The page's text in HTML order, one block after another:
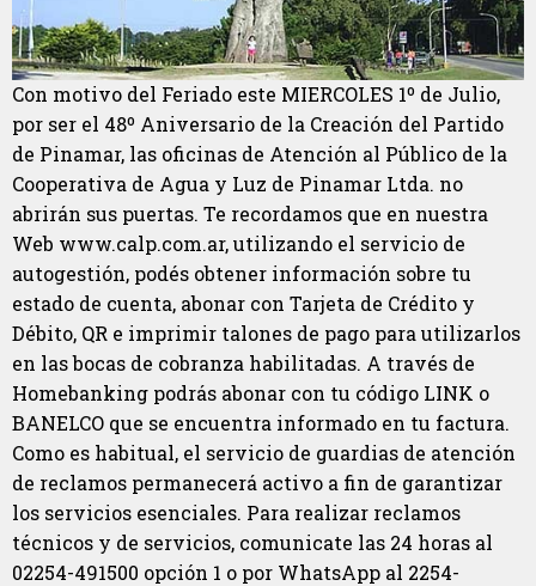
Con motivo del Feriado este MIERCOLES 1º de Julio,
por ser el 48º Aniversario de la Creación del Partido
de Pinamar, las oficinas de Atención al Público de la
Cooperativa de Agua y Luz de Pinamar Ltda. no
abrirán sus puertas. Te recordamos que en nuestra
Web www.calp.com.ar, utilizando el servicio de
autogestión, podés obtener información sobre tu
estado de cuenta, abonar con Tarjeta de Crédito y
Débito, QR e imprimir talones de pago para utilizarlos
en las bocas de cobranza habilitadas. A través de
Homebanking podrás abonar con tu código LINK o
BANELCO que se encuentra informado en tu factura.
Como es habitual, el servicio de guardias de atención
de reclamos permanecerá activo a fin de garantizar
los servicios esenciales. Para realizar reclamos
técnicos y de servicios, comunicate las 24 horas al
02254-491500 opción 1 o por WhatsApp al 2254-